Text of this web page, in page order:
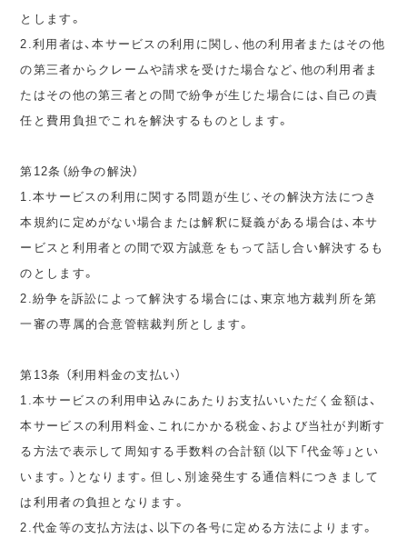
とします。
2.利用者は、本サービスの利用に関し、他の利用者またはその他
の第三者からクレームや請求を受けた場合など、他の利用者ま
たはその他の第三者との間で紛争が生じた場合には、自己の責
任と費用負担でこれを解決するものとします。
第12条（紛争の解決）
1.本サービスの利用に関する問題が生じ、その解決方法につき
本規約に定めがない場合または解釈に疑義がある場合は、本サ
ービスと利用者との間で双方誠意をもって話し合い解決するも
のとします。
2.紛争を訴訟によって解決する場合には、東京地方裁判所を第
一審の専属的合意管轄裁判所とします。
第13条 （利用料金の支払い）
1.本サービスの利用申込みにあたりお支払いいただく金額は、
本サービスの利用料金、これにかかる税金、および当社が判断す
る方法で表示して周知する手数料の合計額（以下「代金等」とい
います。）となります。但し、別途発生する通信料につきまして
は利用者の負担となります。
2.代金等の支払方法は、以下の各号に定める方法によります。